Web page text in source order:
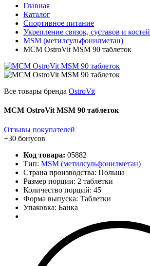
Главная
Каталог
Спортивное питание
Укрепление связок, суставов и костей
MSM (метилсульфонилметан)
МСМ OstroVit MSM 90 таблеток
Все товары бренда OstroVit
МСМ OstroVit MSM 90 таблеток
Отзывы покупателей
+30 бонусов
Код товара: 05882
Тип: MSM (метилсульфонилметан)
Страна производства: Польша
Размер порции: 2 таблетки
Количество порций: 45
Форма выпуска: Таблетки
Упаковка: Банка